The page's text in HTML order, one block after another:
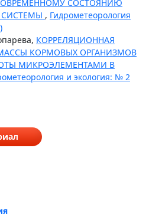
СОСТОЯНИЮ
, Гидрометеорология
КОРРЕЛЯЦИОННАЯ
КОРМОВЫХ ОРГАНИЗМОВ
МИКРОЭЛЕМЕНТАМИ В
и экология: № 2